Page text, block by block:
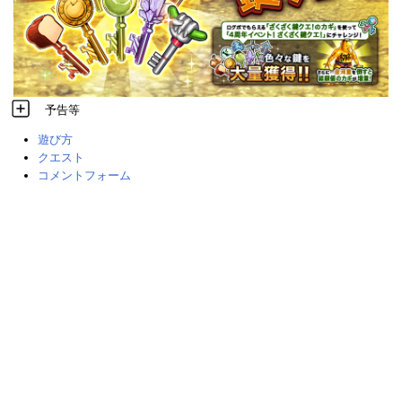
予告等
遊び方
クエスト
コメントフォーム